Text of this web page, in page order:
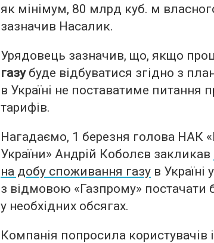
як мінімум, 80 млрд куб. м
зазначив Насалик.
Урядовець зазначив, що, якщо
газубуде відбуватися згідно з
в Україні не поставатиме питання
тарифів.
Нагадаємо, 1 березня голова НАК
України» Андрій Коболєв закликав
на добу споживання газу в Україні
з відмовою «Газпрому» постачати
у необхідних обсягах.
Компанія попросила користувачів